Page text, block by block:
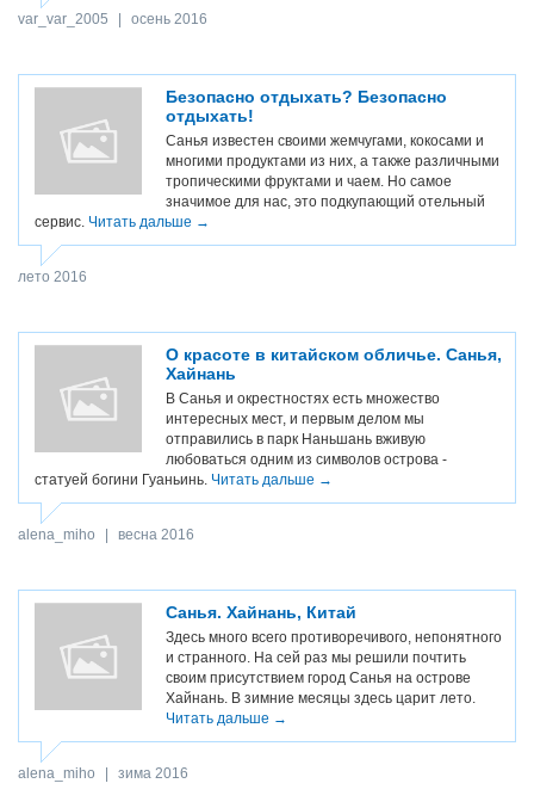
var_var_2005 осень 2016
Безопасно отдыхать? Безопасно
отдыхать!
Санья известен своими жемчугами, кокосами и
многими продуктами из них, а также различными
тропическими фруктами и чаем. Но самое
значимое для нас, это подкупающий отельный
сервис. Читать дальше →
лето 2016
О красоте в китайском обличье. Санья,
Хайнань
В Санья и окрестностях есть множество
интересных мест, и первым делом мы
отправились в парк Наньшань вживую
любоваться одним из символов острова -
статуей богини Гуаньинь. Читать дальше →
alena_miho весна 2016
Санья. Хайнань, Китай
Здесь много всего противоречивого, непонятного
и странного. На сей раз мы решили почтить
своим присутствием город Санья на острове
Хайнань. В зимние месяцы здесь царит лето.
Читать дальше →
alena_miho зима 2016